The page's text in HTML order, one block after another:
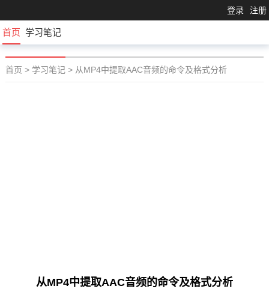
登录 注册
首页 学习笔记
首页 > 学习笔记 > 从MP4中提取AAC音频的命令及格式分析
从MP4中提取AAC音频的命令及格式分析